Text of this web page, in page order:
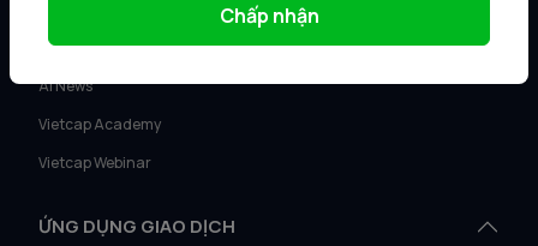
Sản phẩm Margin
AI News
Vietcap Academy
Vietcap Webinar
ỨNG DỤNG GIAO DỊCH
Chấp nhận